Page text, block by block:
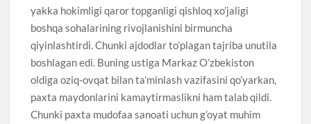
yakka hokimligi qaror topganligi qishloq xo’jaligi
boshqa sohalarining rivojlanishini birmuncha
qiyinlashtirdi. Chunki ajdodlar to’plagan tajriba unutila
boshlagan edi. Buning ustiga Markaz O’zbekiston
oldiga oziq-ovqat bilan ta’minlash vazifasini qo’yarkan,
paxta maydonlarini kamaytirmaslikni ham talab qildi.
Chunki paxta mudofaa sanoati uchun g’oyat muhim